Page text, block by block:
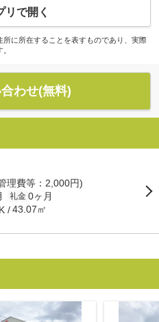
リで開く
に所在することを表すものであり、実際
わせ(無料)
理費等：2,000円)
礼金 0ヶ月
43.07㎡